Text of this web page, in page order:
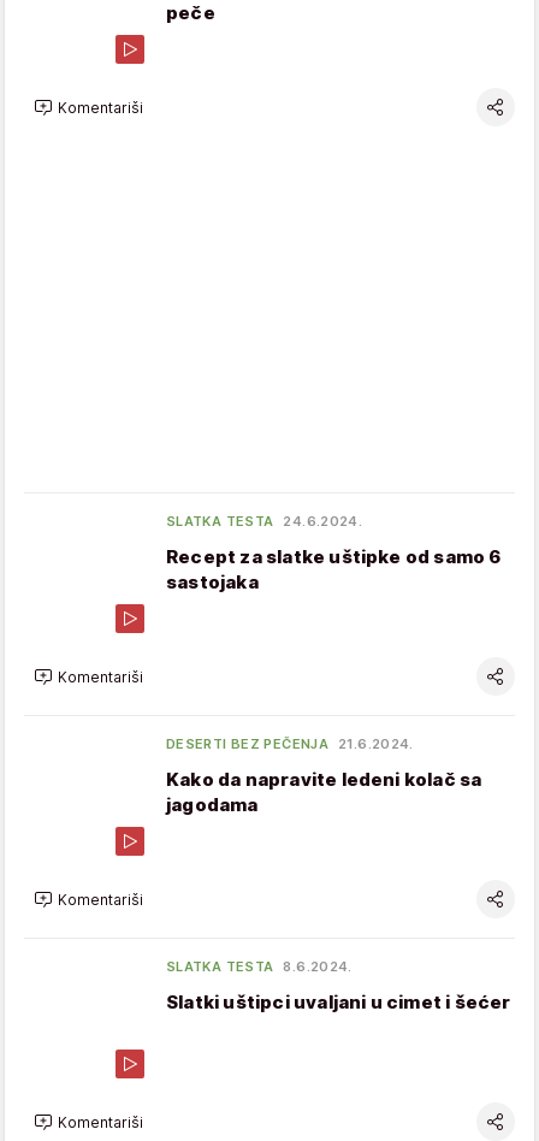
peče
Komentariši
SLATKA TESTA 24.6.2024.
Recept za slatke uštipke od samo 6
sastojaka
Komentariši
DESERTI BEZ PEČENJA 21.6.2024.
Kako da napravite ledeni kolač sa
jagodama
Komentariši
SLATKA TESTA 8.6.2024.
Slatki uštipci uvaljani u cimet i šećer
Komentariši